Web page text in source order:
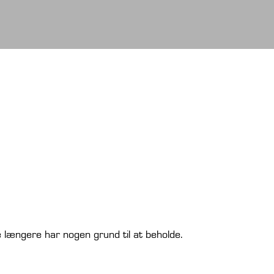
længere har nogen grund til at beholde.